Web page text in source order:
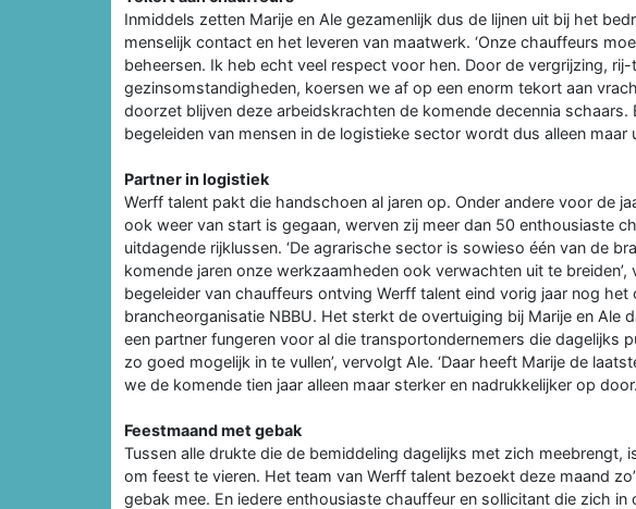
Inmiddels zetten Marije en Ale gezamenlijk dus de lijnen uit bij het
menselijk contact en het leveren van maatwerk. ‘Onze chauffeurs
beheersen. Ik heb echt veel respect voor hen. Door de vergrijzing,
gezinsomstandigheden, koersen we af op een enorm tekort aan
doorzet blijven deze arbeidskrachten de komende decennia
begeleiden van mensen in de logistieke sector wordt dus alleen maar
Partner in logistiek
Werff talent pakt die handschoen al jaren op. Onder andere voor de
ook weer van start is gegaan, werven zij meer dan 50 enthousiaste
uitdagende rijklussen. ‘De agrarische sector is sowieso één van de
komende jaren onze werkzaamheden ook verwachten uit te
begeleider van chauffeurs ontving Werff talent eind vorig jaar nog
brancheorganisatie NBBU. Het sterkt de overtuiging bij Marije en Ale
een partner fungeren voor al die transportondernemers die dagelijks
zo goed mogelijk in te vullen’, vervolgt Ale. ‘Daar heeft Marije de
we de komende tien jaar alleen maar sterker en nadrukkelijker op
Feestmaand met gebak
Tussen alle drukte die de bemiddeling dagelijks met zich meebrengt,
om feest te vieren. Het team van Werff talent bezoekt deze maand
gebak mee. En iedere enthousiaste chauffeur en sollicitant die zich